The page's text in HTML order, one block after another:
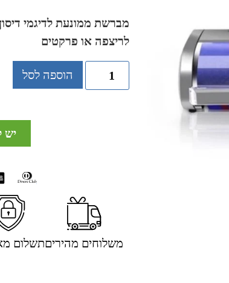
לריצפה או פרקטים
הוספה לסל
יש
משלוחים מהיריםתשלום